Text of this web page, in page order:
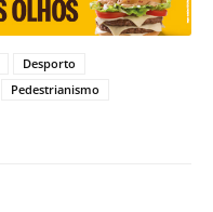
Desporto
Pedestrianismo